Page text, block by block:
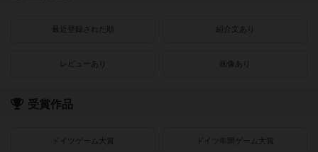
最近登録された順 紹介文あり
レビューあり 画像あり
受賞作品
ドイツゲーム大賞 ドイツ年間ゲーム大賞